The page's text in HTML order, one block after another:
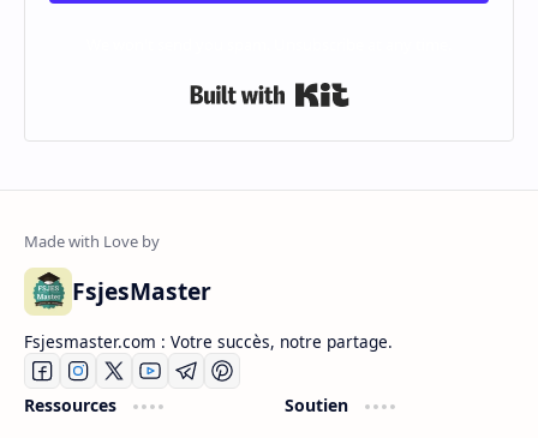
FsjesMaster
Fsjesmaster.com : Votre succès, notre partage.
Ressources
Soutien